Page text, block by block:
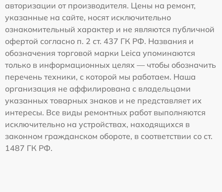
авторизации от производителя. Цены на ремонт,
указанные на сайте, носят исключительно
ознакомительный характер и не являются публичной
офертой согласно п. 2 ст. 437 ГК РФ. Названия и
обозначения торговой марки Leica упоминаются
только в информационных целях — чтобы обозначить
перечень техники, с которой мы работаем. Наша
организация не аффилирована с владельцами
указанных товарных знаков и не представляет их
интересы. Все виды ремонтных работ выполняются
исключительно на устройствах, находящихся в
законном гражданском обороте, в соответствии со ст.
1487 ГК РФ.